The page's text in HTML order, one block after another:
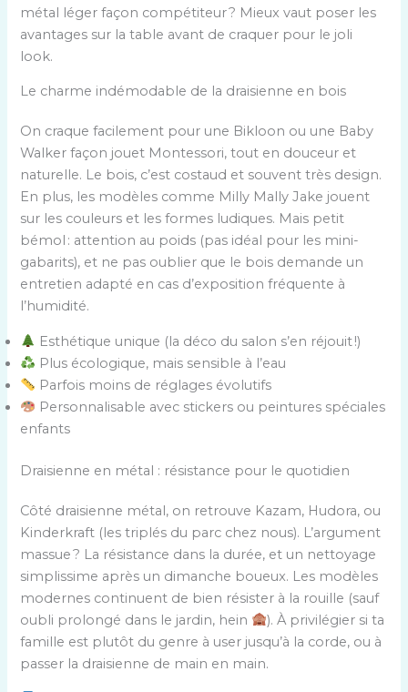
métal léger façon compétiteur ? Mieux vaut poser les
avantages sur la table avant de craquer pour le joli
look.
Le charme indémodable de la draisienne en bois
On craque facilement pour une Bikloon ou une Baby
Walker façon jouet Montessori, tout en douceur et
naturelle. Le bois, c’est costaud et souvent très design.
En plus, les modèles comme Milly Mally Jake jouent
sur les couleurs et les formes ludiques. Mais petit
bémol : attention au poids (pas idéal pour les mini-
gabarits), et ne pas oublier que le bois demande un
entretien adapté en cas d’exposition fréquente à
l’humidité.
Esthétique unique (la déco du salon s’en réjouit !)
Plus écologique, mais sensible à l’eau
Parfois moins de réglages évolutifs
Personnalisable avec stickers ou peintures spéciales
enfants
Draisienne en métal : résistance pour le quotidien
Côté draisienne métal, on retrouve Kazam, Hudora, ou
Kinderkraft (les triplés du parc chez nous). L’argument
massue ? La résistance dans la durée, et un nettoyage
simplissime après un dimanche boueux. Les modèles
modernes continuent de bien résister à la rouille (sauf
oubli prolongé dans le jardin, hein
). À privilégier si ta
famille est plutôt du genre à user jusqu’à la corde, ou à
passer la draisienne de main en main.